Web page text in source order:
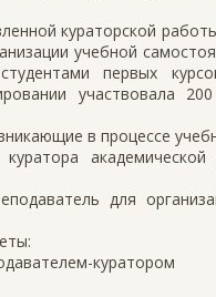
кураторской
учебной
первых
участвовала
в процессе
для
куратором